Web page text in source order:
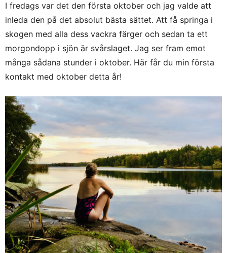
I fredags var det den första oktober och jag valde att
inleda den på det absolut bästa sättet. Att få springa i
skogen med alla dess vackra färger och sedan ta ett
morgondopp i sjön är svårslaget. Jag ser fram emot
många sådana stunder i oktober. Här får du min första
kontakt med oktober detta år!